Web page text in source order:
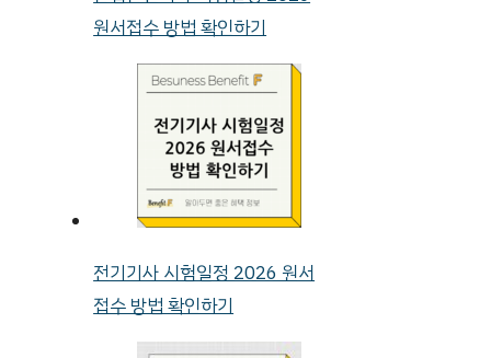
원서접수 방법 확인하기
전기기사 시험일정 2026 원서
접수 방법 확인하기